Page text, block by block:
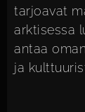
tarjoavat
arktisessa
antaa
ja